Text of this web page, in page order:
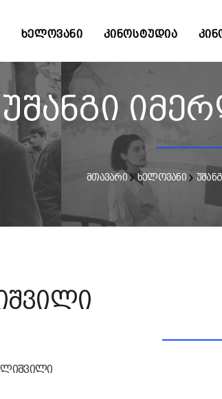
ᲮᲔᲚᲝᲕᲐᲜᲘ ᲙᲘᲜᲝᲡᲢᲣᲓᲘᲐ
უშანგი
მთავარი ხელოვანი